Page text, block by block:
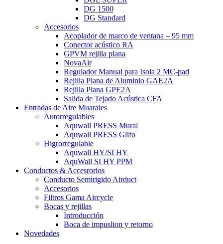
DG 1500
DG Standard
Accesorios
Acoplador de marco de ventana – 95 mm
Conector acústico RA
GPVM rejilla plana
NovaAir
Regulador Manual para Isola 2 MC-pad
Rejilla Plana de Aluminio GAE2A
Rejilla Plana GPE2A
Salida de Tejado Acústica CFA
Entradas de Aire Muarales
Autorregulables
Aquwall PRESS Mural
Aquwall PRESS Glifo
Higrorregulable
Aquwall HY/SI HY
AquWall SI HY PPM
Conductos & Accesrorios
Conducto Semirigido Airduct
Accesorios
Filtros Gama Aircycle
Bocas y rejillas
Introducción
Boca de impuslion y retorno
Novedades